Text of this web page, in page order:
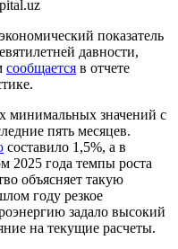
показатель
давности,
сообщается в отчете
минимальных значений с
пять месяцев.
составило 1,5%, а в
2025 года темпы роста
объясняет такую
году резкое
задало высокий
на текущие расчеты.